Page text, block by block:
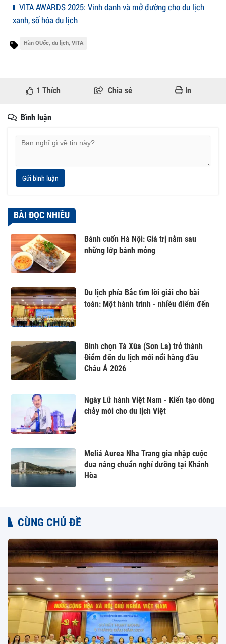
VITA AWARDS 2025: Vinh danh và mở đường cho du lịch
xanh, số hóa du lịch
Hàn QUốc, du lịch, VITA
1 Thích Chia sẻ In
Bình luận
Gửi bình luận
BÀI ĐỌC NHIỀU
Bánh cuốn Hà Nội: Giá trị nằm sau
những lớp bánh mỏng
Du lịch phía Bắc tìm lời giải cho bài
toán: Một hành trình - nhiều điểm đến
Bình chọn Tà Xùa (Sơn La) trở thành
Điểm đến du lịch mới nổi hàng đầu
Châu Á 2026
Ngày Lữ hành Việt Nam - Kiến tạo dòng
chảy mới cho du lịch Việt
Meliá Aurea Nha Trang gia nhập cuộc
đua nâng chuẩn nghỉ dưỡng tại Khánh
Hòa
CÙNG CHỦ ĐỀ